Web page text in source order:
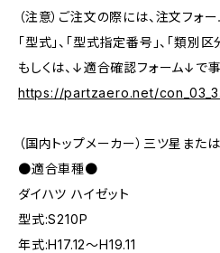
（注意）ご注文の際には、注文フォ
「型式」、「型式指定番号」、「類別
もしくは、↓適合確認フォーム↓で
https://partzaero.net/
（国内トップメーカー）三ツ星また
●適合車種●
ダイハツ ハイゼット
型式:S210P
年式:H17.12～H19.11